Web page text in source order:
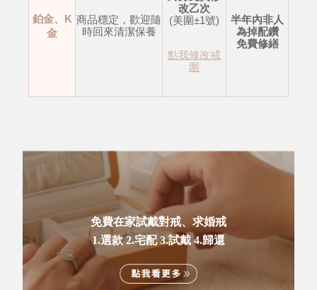
鉑金、K
金
商品穩定，歡迎隨
時回來清潔保養
改乙次
(美圍±1號)
點我修改戒
圍
半年內非人
為掉配鑽
免費修繕
免費在家試戴對戒、求婚戒
1.選款 2.宅配 3.試戴 4.歸還